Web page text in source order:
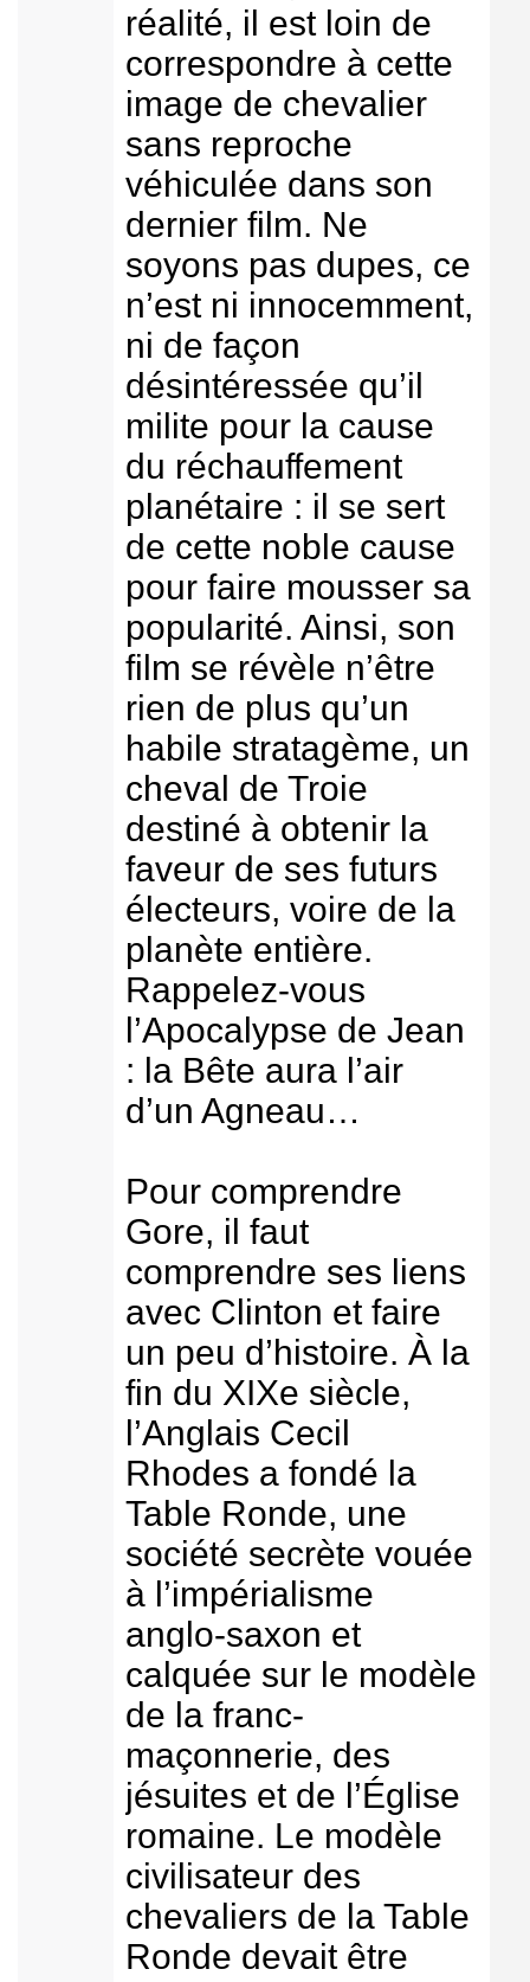
réalité, il est loin de
correspondre à cette
image de chevalier
sans reproche
véhiculée dans son
dernier film. Ne
soyons pas dupes, ce
n’est ni innocemment,
ni de façon
désintéressée qu’il
milite pour la cause
du réchauffement
planétaire : il se sert
de cette noble cause
pour faire mousser sa
popularité. Ainsi, son
film se révèle n’être
rien de plus qu’un
habile stratagème, un
cheval de Troie
destiné à obtenir la
faveur de ses futurs
électeurs, voire de la
planète entière.
Rappelez-vous
l’Apocalypse de Jean
: la Bête aura l’air
d’un Agneau…
Pour comprendre
Gore, il faut
comprendre ses liens
avec Clinton et faire
un peu d’histoire. À la
fin du XIXe siècle,
l’Anglais Cecil
Rhodes a fondé la
Table Ronde, une
société secrète vouée
à l’impérialisme
anglo-saxon et
calquée sur le modèle
de la franc-
maçonnerie, des
jésuites et de l’Église
romaine. Le modèle
civilisateur des
chevaliers de la Table
Ronde devait être